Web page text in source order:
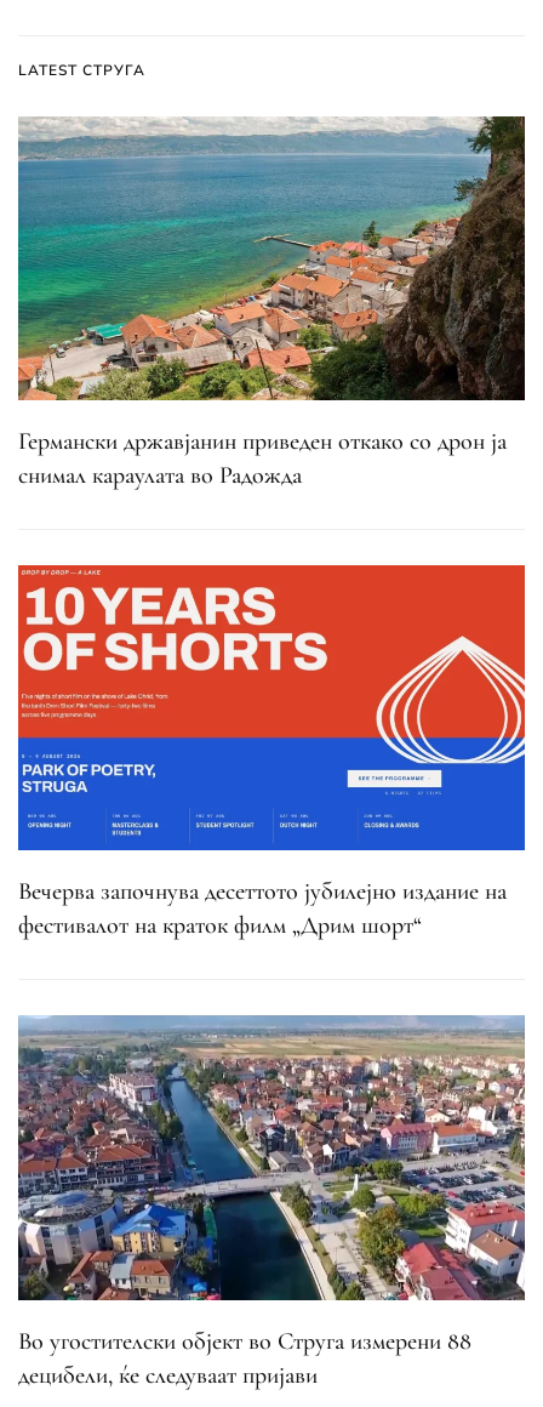
LATEST СТРУГА
Германски државјанин приведен откако со дрон ја
снимал караулата во Радожда
Вечерва започнува десеттото јубилејно издание на
фестивалот на краток филм „Дрим шорт“
Во угостителски објект во Струга измерени 88
децибели, ќе следуваат пријави